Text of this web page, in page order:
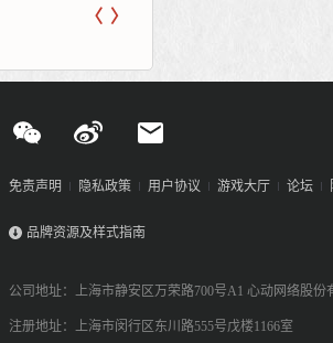
〈 〉
免责声明 隐私政策 用户协议 游戏大厅 论坛
品牌资源及样式指南
公司地址：上海市静安区万荣路700号A1 心动网络股份
注册地址：上海市闵行区东川路555号戊楼1166室